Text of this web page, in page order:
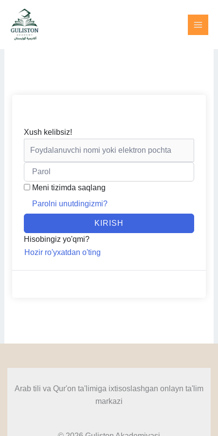
content
Xush kelibsiz!
Meni tizimda saqlang
Parolni unutdingizmi?
KIRISH
Hisobingiz yo'qmi?
Hozir ro'yxatdan o'ting
Arab tili va Qur'on ta'limiga ixtisoslashgan onlayn ta'lim
markazi